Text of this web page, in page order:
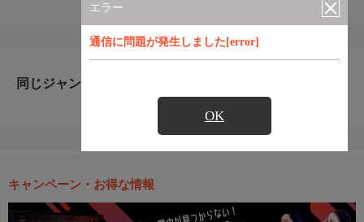
エラー
通信に問題が発生しました[error]
OK
同じジャンルのおすすめ番組
キャンペーン・お得な情報